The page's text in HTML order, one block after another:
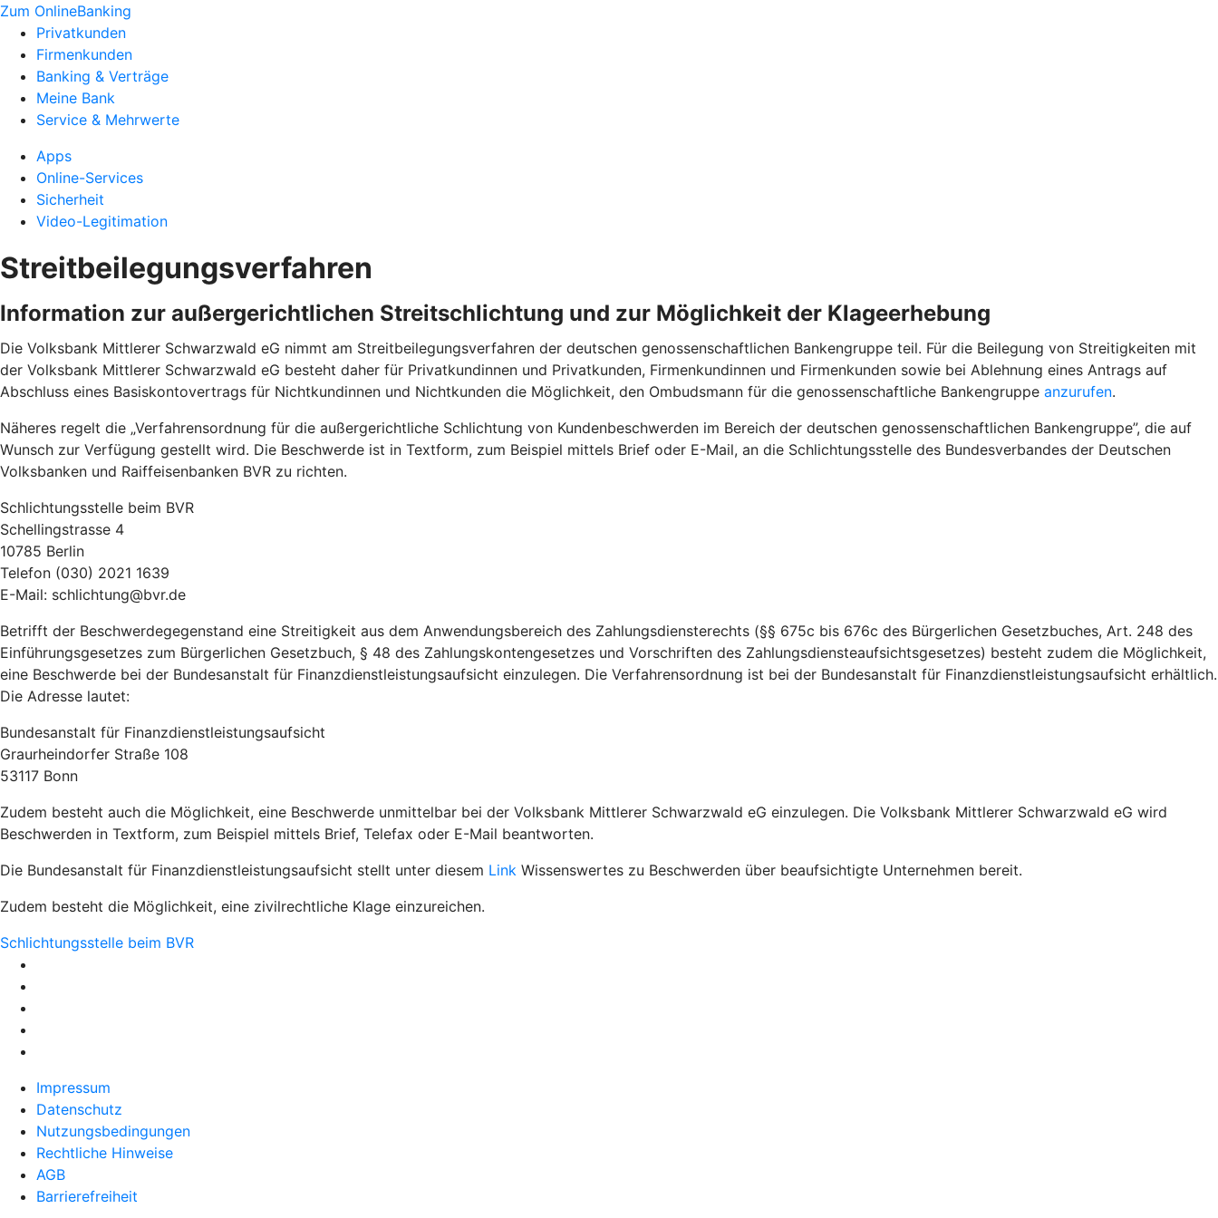
Zum OnlineBanking
Privatkunden
Firmenkunden
Banking & Verträge
Meine Bank
Service & Mehrwerte
Apps
Online-Services
Sicherheit
Video-Legitimation
Streitbeilegungsverfahren
Information zur außergerichtlichen Streitschlichtung und zur Möglichkeit der Klageerhebung
Die Volksbank Mittlerer Schwarzwald eG nimmt am Streitbeilegungsverfahren der deutschen genossenschaftlichen Bankengruppe teil. Für die Beilegung von Streitigkeiten mit
der Volksbank Mittlerer Schwarzwald eG besteht daher für Privatkundinnen und Privatkunden, Firmenkundinnen und Firmenkunden sowie bei Ablehnung eines Antrags auf
Abschluss eines Basiskontovertrags für Nichtkundinnen und Nichtkunden die Möglichkeit, den Ombudsmann für die genossenschaftliche Bankengruppe anzurufen.
Näheres regelt die „Verfahrensordnung für die außergerichtliche Schlichtung von Kundenbeschwerden im Bereich der deutschen genossenschaftlichen Bankengruppe”, die auf
Wunsch zur Verfügung gestellt wird. Die Beschwerde ist in Textform, zum Beispiel mittels Brief oder E-Mail, an die Schlichtungsstelle des Bundesverbandes der Deutschen
Volksbanken und Raiffeisenbanken BVR zu richten.
Schlichtungsstelle beim BVR
Schellingstrasse 4
10785 Berlin
Telefon (030) 2021 1639
E-Mail: schlichtung@bvr.de
Betrifft der Beschwerdegegenstand eine Streitigkeit aus dem Anwendungsbereich des Zahlungsdiensterechts (§§ 675c bis 676c des Bürgerlichen Gesetzbuches, Art. 248 des
Einführungsgesetzes zum Bürgerlichen Gesetzbuch, § 48 des Zahlungskontengesetzes und Vorschriften des Zahlungsdiensteaufsichtsgesetzes) besteht zudem die Möglichkeit,
eine Beschwerde bei der Bundesanstalt für Finanzdienstleistungsaufsicht einzulegen. Die Verfahrensordnung ist bei der Bundesanstalt für Finanzdienstleistungsaufsicht erhältlich.
Die Adresse lautet:
Bundesanstalt für Finanzdienstleistungsaufsicht
Graurheindorfer Straße 108
53117 Bonn
Zudem besteht auch die Möglichkeit, eine Beschwerde unmittelbar bei der Volksbank Mittlerer Schwarzwald eG einzulegen. Die Volksbank Mittlerer Schwarzwald eG wird
Beschwerden in Textform, zum Beispiel mittels Brief, Telefax oder E-Mail beantworten.
Die Bundesanstalt für Finanzdienstleistungsaufsicht stellt unter diesem Link Wissenswertes zu Beschwerden über beaufsichtigte Unternehmen bereit.
Zudem besteht die Möglichkeit, eine zivilrechtliche Klage einzureichen.
Schlichtungsstelle beim BVR
Impressum
Datenschutz
Nutzungsbedingungen
Rechtliche Hinweise
AGB
Barrierefreiheit